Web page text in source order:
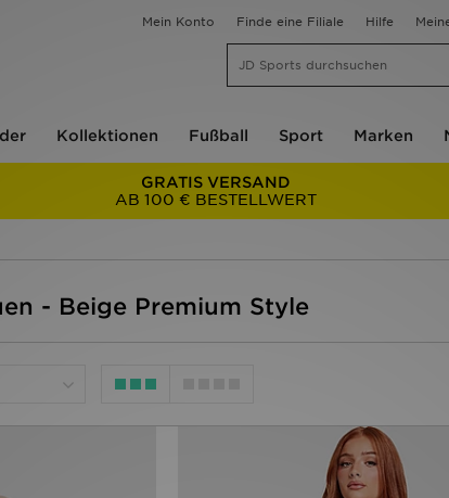
Mein Konto Finde eine Filiale Hilfe
Kollektionen Fußball Sport Marken
GRATIS VERSAND
AB 100 € BESTELLWERT
- Beige Premium Style